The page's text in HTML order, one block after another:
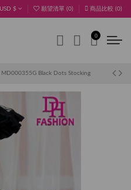
USD $ 願望清單 (0) 商品比較 (0)
0
MD000355G Black Dots Stocking